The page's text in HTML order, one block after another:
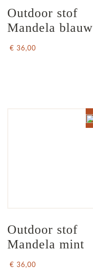
Outdoor stof
Mandela blauw
€ 36,00
Outdoor stof
Mandela mint
€ 36,00